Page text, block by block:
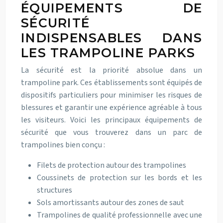
ÉQUIPEMENTS DE
SÉCURITÉ
INDISPENSABLES DANS
LES TRAMPOLINE PARKS
La sécurité est la priorité absolue dans un
trampoline park. Ces établissements sont équipés de
dispositifs particuliers pour minimiser les risques de
blessures et garantir une expérience agréable à tous
les visiteurs. Voici les principaux équipements de
sécurité que vous trouverez dans un parc de
trampolines bien conçu :
Filets de protection autour des trampolines
Coussinets de protection sur les bords et les
structures
Sols amortissants autour des zones de saut
Trampolines de qualité professionnelle avec une